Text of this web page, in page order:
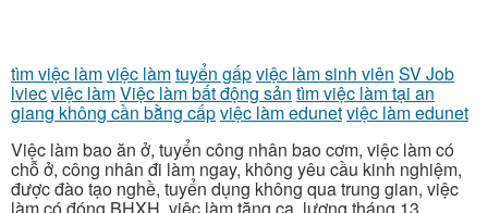
tìm việc làmviệc làmtuyển gấpviệc làm sinh viên SV Job
lviecviệc làmViệc làm bất động sản tìm việc làm tại an
giang không cần bằng cấpviệc làm edunetviệc làm edunet
Việc làm bao ăn ở, tuyển công nhân bao cơm, việc làm có
chỗ ở, công nhân đi làm ngay, không yêu cầu kinh nghiệm,
được đào tạo nghề, tuyển dụng không qua trung gian, việc